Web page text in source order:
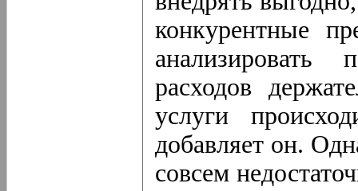
конкурентные
анализировать
расходов
услуги
добавляет он.
совсем